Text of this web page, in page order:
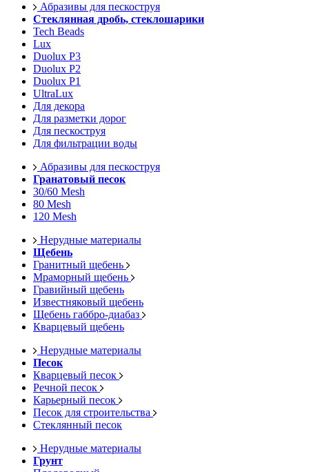
Абразивы для пескоструя
Стеклянная дробь, стеклошарики
Tech Beads
Lux
Duolux P3
Duolux P2
Duolux P1
UltraLux
Для декора
Для разметки дорог
Для пескоструя
Для фильтрации воды
Абразивы для пескоструя
Гранатовый песок
30/60 Mesh
80 Mesh
120 Mesh
Нерудные материалы
Щебень
Гранитный щебень
Мраморный щебень
Гравийный щебень
Известняковый щебень
Щебень габбро-диабаз
Кварцевый щебень
Нерудные материалы
Песок
Кварцевый песок
Речной песок
Карьерный песок
Песок для строительства
Стеклянный песок
Нерудные материалы
Грунт